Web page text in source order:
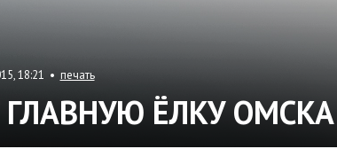
18:21 • печать
ЁЛКУ ОМСКА